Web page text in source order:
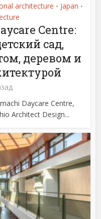
architecture • Japan •
Centre:
сад,
деревом и
Daycare Centre,
Architect Design...